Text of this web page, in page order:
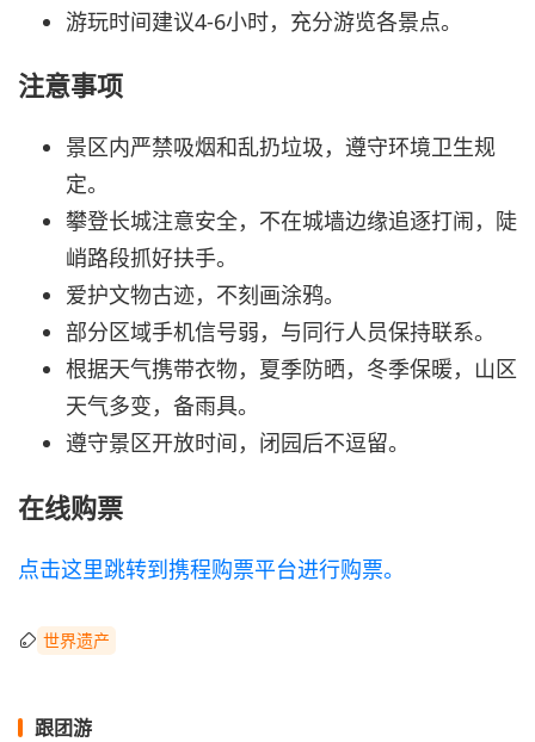
游玩时间建议4-6小时，充分游览各景点。
注意事项
景区内严禁吸烟和乱扔垃圾，遵守环境卫生规
定。
攀登长城注意安全，不在城墙边缘追逐打闹，陡
峭路段抓好扶手。
爱护文物古迹，不刻画涂鸦。
部分区域手机信号弱，与同行人员保持联系。
根据天气携带衣物，夏季防晒，冬季保暖，山区
天气多变，备雨具。
遵守景区开放时间，闭园后不逗留。
在线购票
点击这里跳转到携程购票平台进行购票。
世界遗产
跟团游